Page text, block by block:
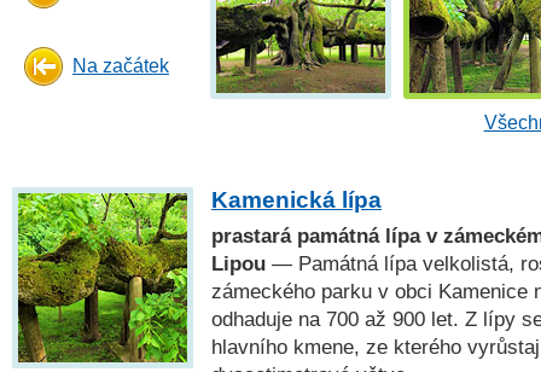
Na začátek
Kamenická lípa
prastará památná lípa v
Lipou — Památná lípa velkolistá,
zámeckého parku v obci Kamenice
odhaduje na 700 až 900 let. Z lípy
hlavního kmene, ze kterého